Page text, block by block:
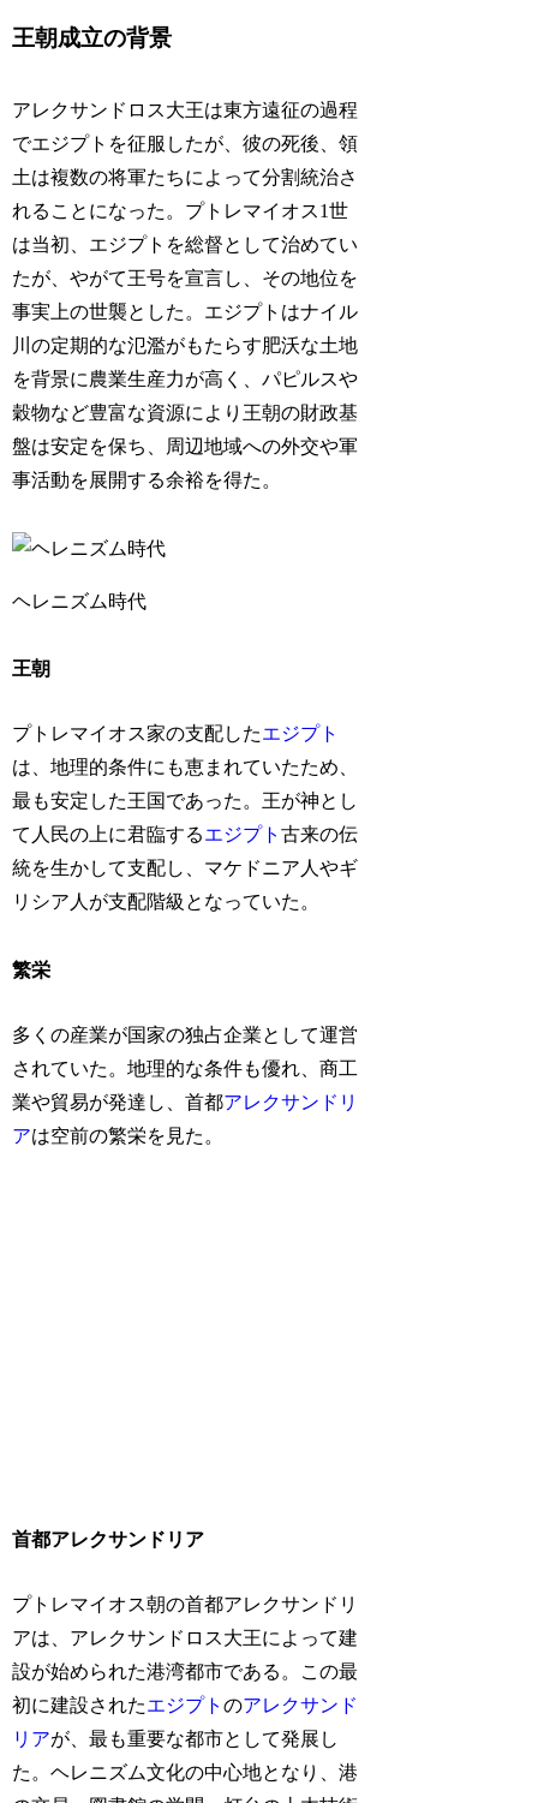
王朝成立の背景
アレクサンドロス大王は東方遠征の過程
でエジプトを征服したが、彼の死後、領
土は複数の将軍たちによって分割統治さ
れることになった。プトレマイオス1世
は当初、エジプトを総督として治めてい
たが、やがて王号を宣言し、その地位を
事実上の世襲とした。エジプトはナイル
川の定期的な氾濫がもたらす肥沃な土地
を背景に農業生産力が高く、パピルスや
穀物など豊富な資源により王朝の財政基
盤は安定を保ち、周辺地域への外交や軍
事活動を展開する余裕を得た。
ヘレニズム時代
王朝
プトレマイオス家の支配したエジプト
は、地理的条件にも恵まれていたため、
最も安定した王国であった。王が神とし
て人民の上に君臨するエジプト古来の伝
統を生かして支配し、マケドニア人やギ
リシア人が支配階級となっていた。
繁栄
多くの産業が国家の独占企業として運営
されていた。地理的な条件も優れ、商工
業や貿易が発達し、首都アレクサンドリ
アは空前の繁栄を見た。
首都アレクサンドリア
プトレマイオス朝の首都アレクサンドリ
アは、アレクサンドロス大王によって建
設が始められた港湾都市である。この最
初に建設されたエジプトのアレクサンド
リアが、最も重要な都市として発展し
た。ヘレニズム文化の中心地となり、港